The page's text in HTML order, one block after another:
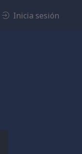
Inicia sesión